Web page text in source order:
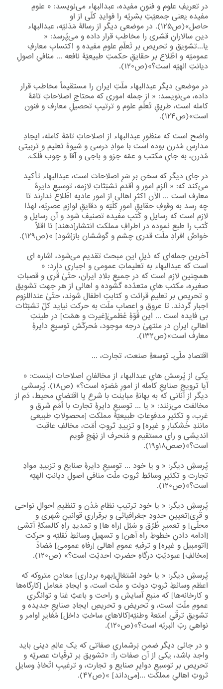
در تعریفِ علوم و فنونِ مفیده، عبدالبهاء می‌نویسد: « علومِ
مفیده یعنی جمعیّتِ بشریّه را فوایدِ کلّی از او
حاصل»(ص۱۲۵). در موضعی دیگر از رسالۀ مَدَنیّه، عبدالبهاء
دین سالارانِ قشری را مخاطب قرار داده و می‌پُرسد: «
یا...تشویق و تحریص بر تَعلّمِ علومِ مفیده و اکتسابِ معارفِ
عمومیّه و اطّلاع بر حقایقِ حکمتِ طبیعیّۀ نافعه ... منافیِ اصولِ
دیانتِ الهیّه است؟»(ص۱۲۰).
در موضعی دیگر عبدالبهاء ملّتِ ایران را مستقیماً مخاطب قرار
داده، می‌نویسد: « از جمله اموری که محتاجِ اصلاحاتِ تامّۀ
کامله است، طریقِ تَعلّمِ علوم و ترتیبِ تحصیلِ معارف و فنون
است»(ص۱۲۴).
واضح است که منظورِ عبدالبهاء از اصلاحاتِ تامّۀ کامله، ایجادِ
مدارسِ مُدرن بوده است با موادِ درسی و شیوۀ تعلیم و تربیتی
مُدرن، به جایِ مکتب و عمّه جزو و باجی و آقا و چوب فَلَک.
در جای دیگر که سخن بر سَرِ اصلاحات است، عبدالبهاء تأکید
می‌کند که: « اَلزم امور و اَقدم تشبّثاتِ لازمه، توسیعِ دایرۀ
معارف است ... الآن اکثرِ اهالی از امور عادیه اطّلاع ندارند تا
چه رسد به وقوفِ حقایقِ امورِ کلّیّه و دقایقِ لوازمِ عصریّه، لهذا
لازم است که رسایل و کُتبِ مفیده تصنیف شود و آن رسایل و
کُتب را طبع نموده در اطرافِ مملکت انتشار[دهند] تا اقلّاً
خواصِّ افرادِ ملّت قدری چشم و گوششان باز[شود] »(ص۱۲۹).
آخرین جمله‌ای که ذیلِ این مبحث تقدیم می‌شود، اشاره ای
است که عبدالبهاء به تعلیماتِ عمومی و اجباری دارد: «
همچنین لازم است که در جمیعِ بلادِ ایران، حتّیٰ قُریٰ و قصباتِ
صغیره، مکتب هایِ متعدّده گشوده و اهالی از هر جهت تشویق
و تحریص بر تعلیمِ قرائت و کتابتِ اطفال شوند، حتّیٰ عنداللزوم
اجبار گردند. تا عروق و اعصابِ ملّت به حرکت نیاید کلِّ تشبّثات
بی فایده است ... این قُوّۀِ عُظمیٰ[غیرت و همّت] در طینتِ
اهالیِ ایران در منتهیٰ درجه موجود، مُحرکّش توسیعِ دایرۀِ
معارف است»(ص۱۳۲).
اقتصادِ ملّی۔ توسعۀِ صنعت، تجارت، ...
یکی از پُرسش هایِ عبدالبهاء از مخالفانِ اصلاحات اینست: «
آیا ترویجِ صنایعِ کامله از امورِ مُضرّه است؟» (ص۱۸). پُرسشی
دیگر از آنانی که به بهانۀِ مباینت با شرع یا اقتضایِ محیط، دَم از
مخالفت می‌زنند: « یا ... توسیعِ دایرۀِ تجارت با اُمَمِ شرق و
غرب، و تکثیرِ مدفوعاتِ طبیعیّۀ مملکت [محصولاتِ طبیعی
مانندِ خُشکبار و غیره] و تزییدِ ثروتِ اُمّت، مخالفِ عاقبت
اندیشی و رایِ مستقیم و مُنحرف از نِهَجِ قویم
است؟»(صص۱۸و۱۹).
پُرسشِ دیگر: « و یا خود ... توسیعِ دایرۀِ صنایع و تزییدِ موادِ
تجارت و تکثیرِ وسائطِ ثروتِ ملّت منافیِ اصولِ دیانتِ الهیّه
است؟»(ص۱۲۰).
پُرسشِ دیگر: « یا خود ترتیبِ نظامِ مُدُن و تنظیمِ احوالِ نواحی
و قُریٰ[تعیینِ حدودِ جغرافیائی و برقراریِ قوانینِ شهری و
محلّی] و تعمیرِ طُرُق و سُبُل [راه ها] و تمدیدِ راهِ کالسکۀِ آتشی
[ادامه دادنِ خطوطِ راه آهن] و تسهیلِ وسائطِ نَقلیّه و حرکت
[اتومبیل و غیره] و ترفیهِ عمومِ اهالی [رفاهِ عمومی] مُضادِّ
[مخالفِ] عبودیّتِ درگاهِ حضرتِ احدیّت است؟» (ص۱۲۰).
پُرسشِ دیگر: « یا خود اشتغالِ[بهره برداری] معادنِ متروکه که
اعظم وسائطِ ثروتِ دولت و ملّت است، و ایجادِ مَعامل [کارگاه‌ها
و کارخانه‌ها] که منبعِ آسایش و راحت و باعثِ غنا و توانگریِ
عمومِ ملّت است، و تحریض و تحریصِ ایجادِ صنایعِ جدیده و
تشویقِ ترقّیِ اَمتعۀ وطنیّه[کالاهایِ ساختِ داخل] مُغایرِ اوامر و
نواهیِ ربّ البریّه است؟»(ص۱۲۰).
و در جائی دیگر ضمنِ بَرشماریِ صفاتی که یک عالِمِ دینی باید
واجد باشد، یکی از آن صفات را: «تشویق بر ترقّیات عصریّه و
تحریص بر توسیعِ دوایرِ صنایع و تجارت، و ترغیبِ اتّخاذِ وسایلِ
ثروتِ اهالیِ مملکت ...[می‌داند] »(ص۴۷).